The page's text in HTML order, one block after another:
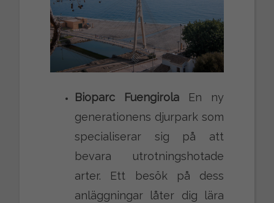
Bioparc Fuengirola En ny
generationens djurpark som
specialiserar sig på att
bevara utrotningshotade
arter. Ett besök på dess
anläggningar låter dig lära